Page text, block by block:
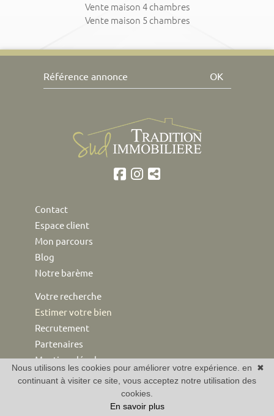
Vente maison 4 chambres
Vente maison 5 chambres
OK
Contact
Espace client
Mon parcours
Blog
Notre barème
Votre recherche
Estimer votre bien
Recrutement
Partenaires
Mentions légales
Agence immobilière Alpilles
✖
Nous utilisons les cookies pour améliorer votre expérience. en
continuant à visiter ce site, vous acceptez notre utilisation des
cookies.
En savoir plus